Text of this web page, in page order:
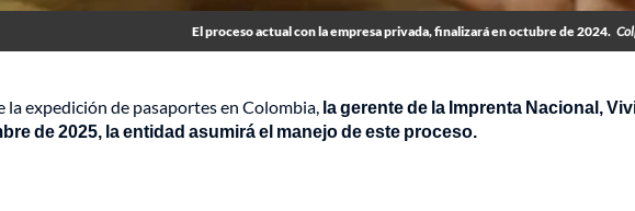
El proceso actual con la empresa privada, finalizará en octubre de 2024.
la expedición de pasaportes en Colombia, la gerente de la Imprenta Nacional,
de 2025, la entidad asumirá el manejo de este proceso.